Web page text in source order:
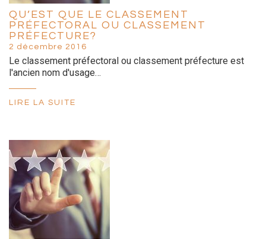
QU’EST QUE LE CLASSEMENT
PRÉFECTORAL OU CLASSEMENT
PRÉFECTURE?
2 décembre 2016
Le classement préfectoral ou classement préfecture est
l'ancien nom d'usage…
LIRE LA SUITE